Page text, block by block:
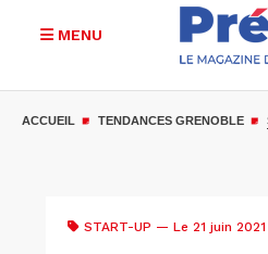
MENU
ACCUEIL TENDANCES GRENOBLE
START-UP — Le 21 juin 2021